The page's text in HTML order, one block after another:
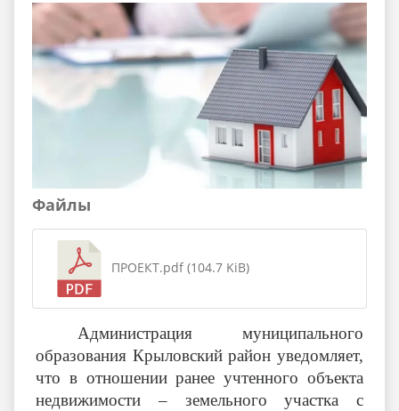
Файлы
ПРОЕКТ.pdf (104.7 KiB)
Администрация муниципального
образования Крыловский район уведомляет,
что в отношении ранее учтенного объекта
недвижимости – земельного участка с